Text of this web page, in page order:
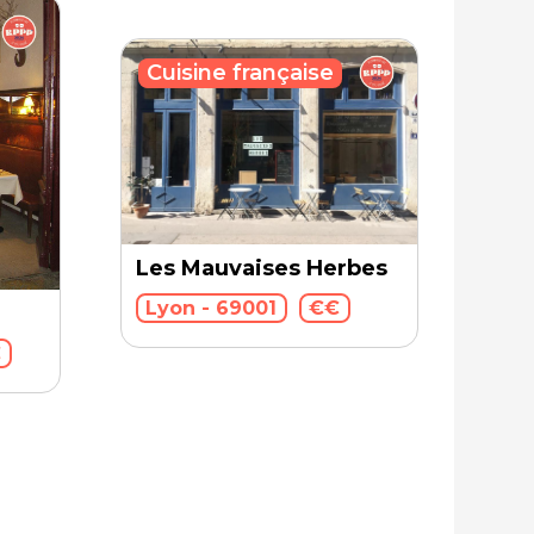
Les Mauvaises Herbes
Lyon - 69001 €€
Cuisine française